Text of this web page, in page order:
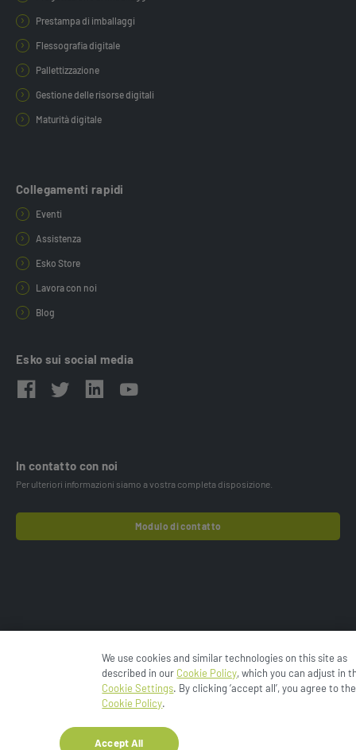
Prestampa di imballaggi
Flessografia digitale
Pallettizzazione
Gestione delle risorse digitali
Maturità digitale
Collegamenti rapidi
Eventi
Assistenza
Esko Store
Lavora con noi
Blog
Esko sui social media
In contatto con noi
Per ulteriori informazioni siamo a vostra completa disposizione.
Modulo di contatto
© 2024 Esko-Graphics BV.
Informativa sulla privacy
Informativa sui cookie
Cookies Settings
Condizioni d’uso
Termini e condizioni
We use cookies and similar technologies on this site as
described in our Cookie Policy, which you can adjust in
Cookie Settings. By clicking ‘accept all’, you agree to the
Cookie Policy.
Accept All